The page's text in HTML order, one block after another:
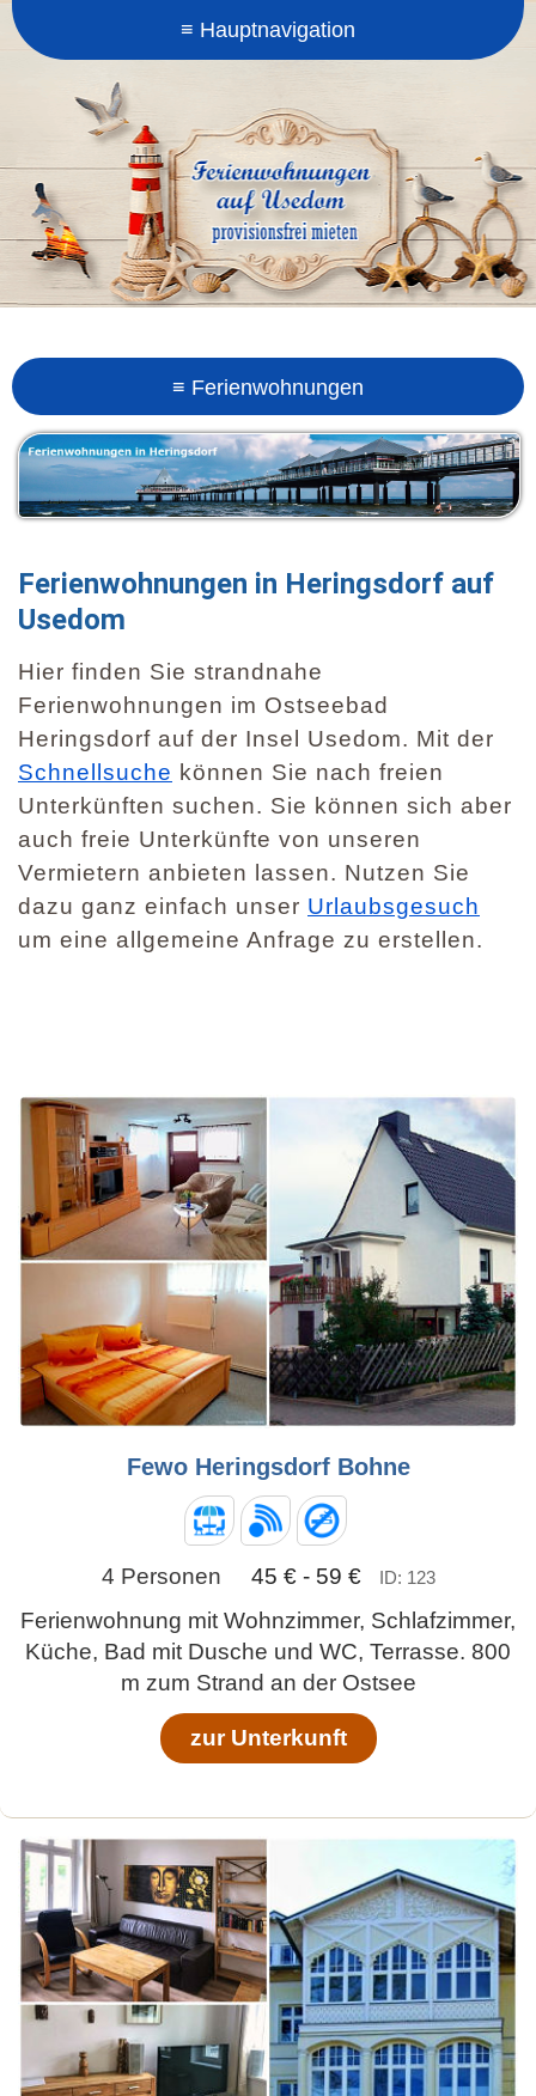
Ferienwohnungen in Heringsdorf auf
Usedom
Hier finden Sie strandnahe
Ferienwohnungen im Ostseebad
Heringsdorf auf der Insel Usedom. Mit der
Schnellsuche können Sie nach freien
Unterkünften suchen. Sie können sich aber
auch freie Unterkünfte von unseren
Vermietern anbieten lassen. Nutzen Sie
dazu ganz einfach unser Urlaubsgesuch
um eine allgemeine Anfrage zu erstellen.
Fewo Heringsdorf Bohne
4 Personen 45 € - 59 € ID: 123
Ferienwohnung mit Wohnzimmer, Schlafzimmer,
Küche, Bad mit Dusche und WC, Terrasse. 800
m zum Strand an der Ostsee
zur Unterkunft